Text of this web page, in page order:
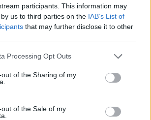
participants. This information may
us to third parties on the IAB’s List of
that may further disclose it to other
website/app uses one or more Google
visit or usage behaviour. You may click to
to Google and its third-party tags to
specified purposes in below Google
Processing Opt Outs
of the Sharing of my
of the Sale of my